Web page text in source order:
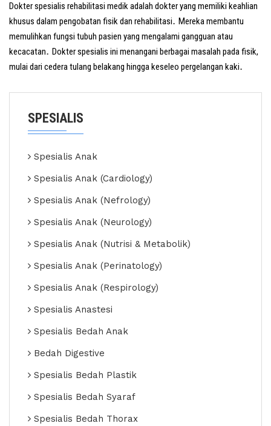
Dokter spesialis rehabilitasi medik adalah dokter yang memiliki keahlian
khusus dalam pengobatan fisik dan rehabilitasi. Mereka membantu
memulihkan fungsi tubuh pasien yang mengalami gangguan atau
kecacatan. Dokter spesialis ini menangani berbagai masalah pada fisik,
mulai dari cedera tulang belakang hingga keseleo pergelangan kaki.
SPESIALIS
Spesialis Anak
Spesialis Anak (Cardiology)
Spesialis Anak (Nefrology)
Spesialis Anak (Neurology)
Spesialis Anak (Nutrisi & Metabolik)
Spesialis Anak (Perinatology)
Spesialis Anak (Respirology)
Spesialis Anastesi
Spesialis Bedah Anak
Bedah Digestive
Spesialis Bedah Plastik
Spesialis Bedah Syaraf
Spesialis Bedah Thorax